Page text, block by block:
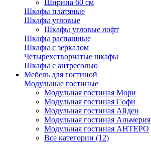
Ширина 60 см
Шкафы платяные
Шкафы угловые
Шкафы угловые лофт
Шкафы распашные
Шкафы с зеркалом
Четырехстворчатые шкафы
Шкафы с антресолью
Мебель для гостиной
Модульные гостиные
Модульная гостиная Мори
Модульная гостиная Софи
Модульная гостиная Айден
Модульная гостиная Альмерия
Модульная гостиная АНТЕРО
Все категории (12)